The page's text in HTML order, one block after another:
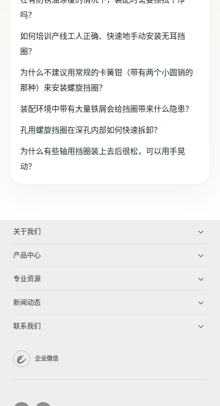
吗？
如何培训产线工人正确、快速地手动安装无耳挡
圈？
为什么不建议用常规的卡簧钳（带有两个小圆销的
那种）来安装螺旋挡圈？
装配环境中带有大量铁屑会给挡圈带来什么隐患？
孔用螺旋挡圈在深孔内部如何快速拆卸？
为什么有些轴用挡圈装上去后很松，可以用手晃
动？
关于我们
产品中心
专业资源
新闻动态
联系我们
企业微信